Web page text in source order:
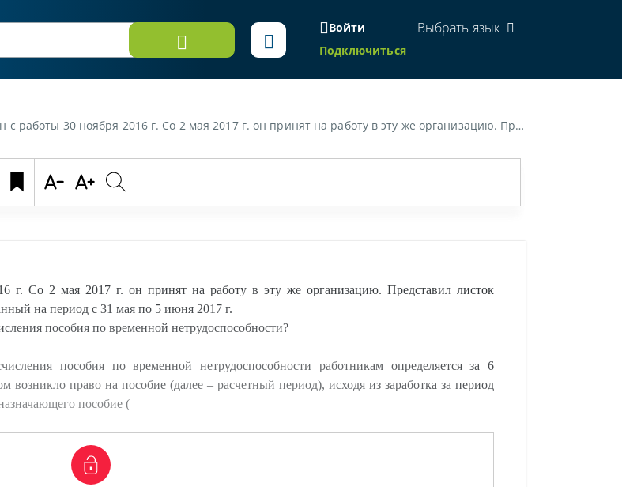
Войти
Подключиться
Выбрать язык
Представил листок нетрудоспособности в связи с общим заболеванием, выданный на период с 31 мая по 5 июня 2017 г. Как определяется среднедневной заработок для исчисления пособия по временной нетрудоспособности?»
г. Со 2 мая 2017 г. он принят на работу в эту же организацию. Представил листок
на период с 31 мая по 5 июня 2017 г.
пособия по временной нетрудоспособности?
пособия по временной нетрудоспособности работникам определяется за 6
право на пособие (далее – расчетный период), исходя из заработка за период
пособие (